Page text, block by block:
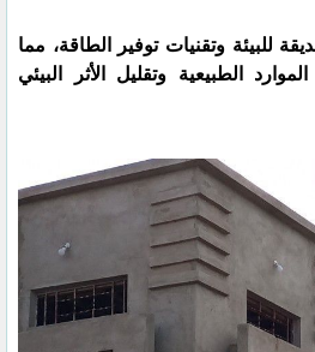
للبيئة وتقنيات توفير الطاقة، مما
الطبيعية وتقليل الأثر البيئي